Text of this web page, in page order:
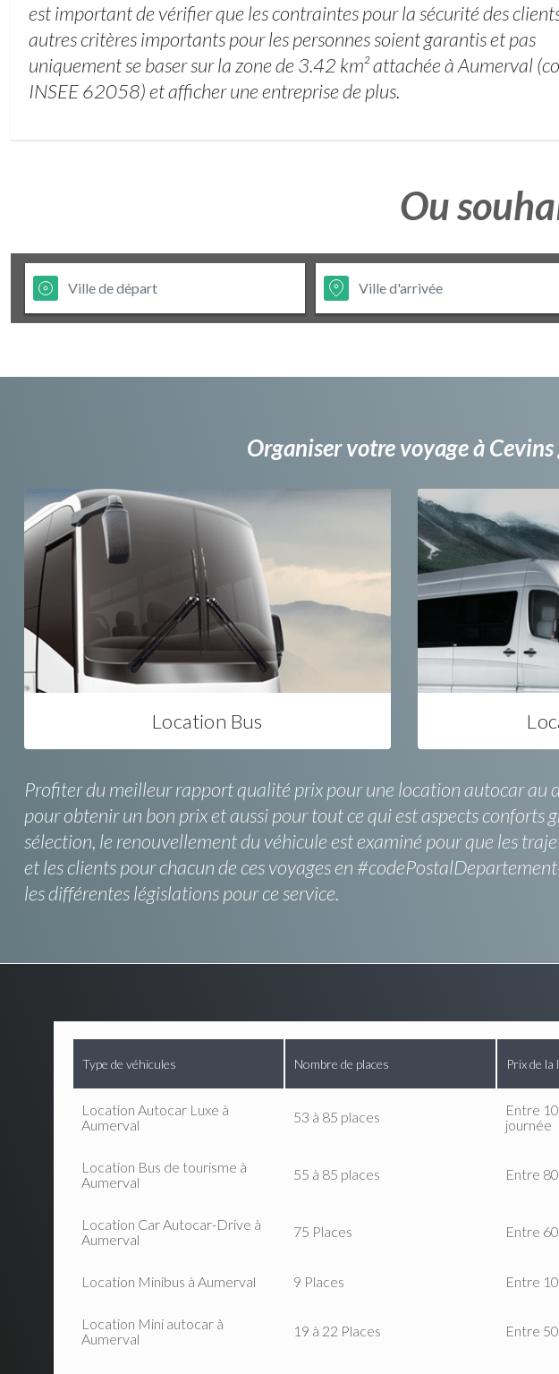
est important de vérifier que les contraintes pour la sécurité des
autres critères importants pour les personnes soient garantis et pas
uniquement se baser sur la zone de 3.42 km² attachée à Aumerval
INSEE 62058) et afficher une entreprise de plus.
Ou
Organiser votre voyage à
Location Bus
Profiter du meilleur rapport qualité prix pour une location autocar
pour obtenir un bon prix et aussi pour tout ce qui est aspects conforts
sélection, le renouvellement du véhicule est examiné pour que les
et les clients pour chacun de ces voyages en
les différentes législations pour ce service.
Type de véhicules Nombre de places Prix de
Location Autocar Luxe à
Aumerval
53 à 85 places
Entre
journée
Location Bus de tourisme à
Aumerval
55 à 85 places Entre
Location Car Autocar-Drive à
Aumerval
75 Places Entre
Location Minibus à Aumerval 9 Places Entre
Location Mini autocar à
Aumerval
19 à 22 Places Entre